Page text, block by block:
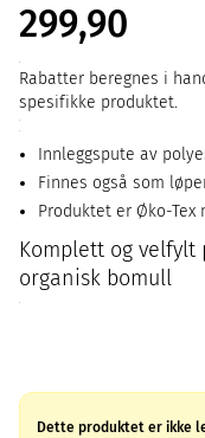
299,90
Rabatter beregnes i
spesifikke produktet.
Innleggspute av
Finnes også som
Produktet er Øko-Tex
Komplett og velfylt
organisk bomull
Dette produktet er ikke